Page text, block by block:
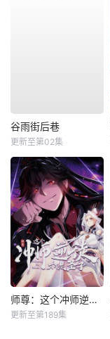
谷雨街后巷
更新至第02集
师尊：这个冲师逆徒才不是圣子动态漫
更新至第189集